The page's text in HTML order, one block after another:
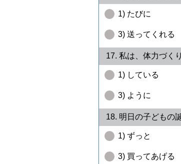
1) たびに
3) 送ってくれる
17. 私は、体力づく
1) している
3) ように
18. 明日の子どもの
1) ずっと
3) 買ってあげる